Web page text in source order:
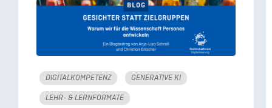
DIGITALKOMPETENZ GENERATIVE KI
LEHR- & LERNFORMATE